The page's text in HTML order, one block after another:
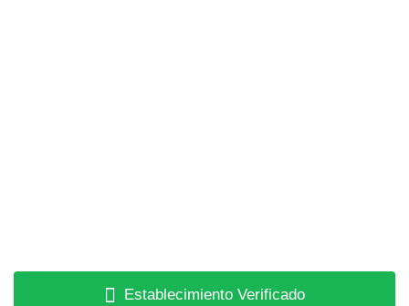
Establecimiento Verificado